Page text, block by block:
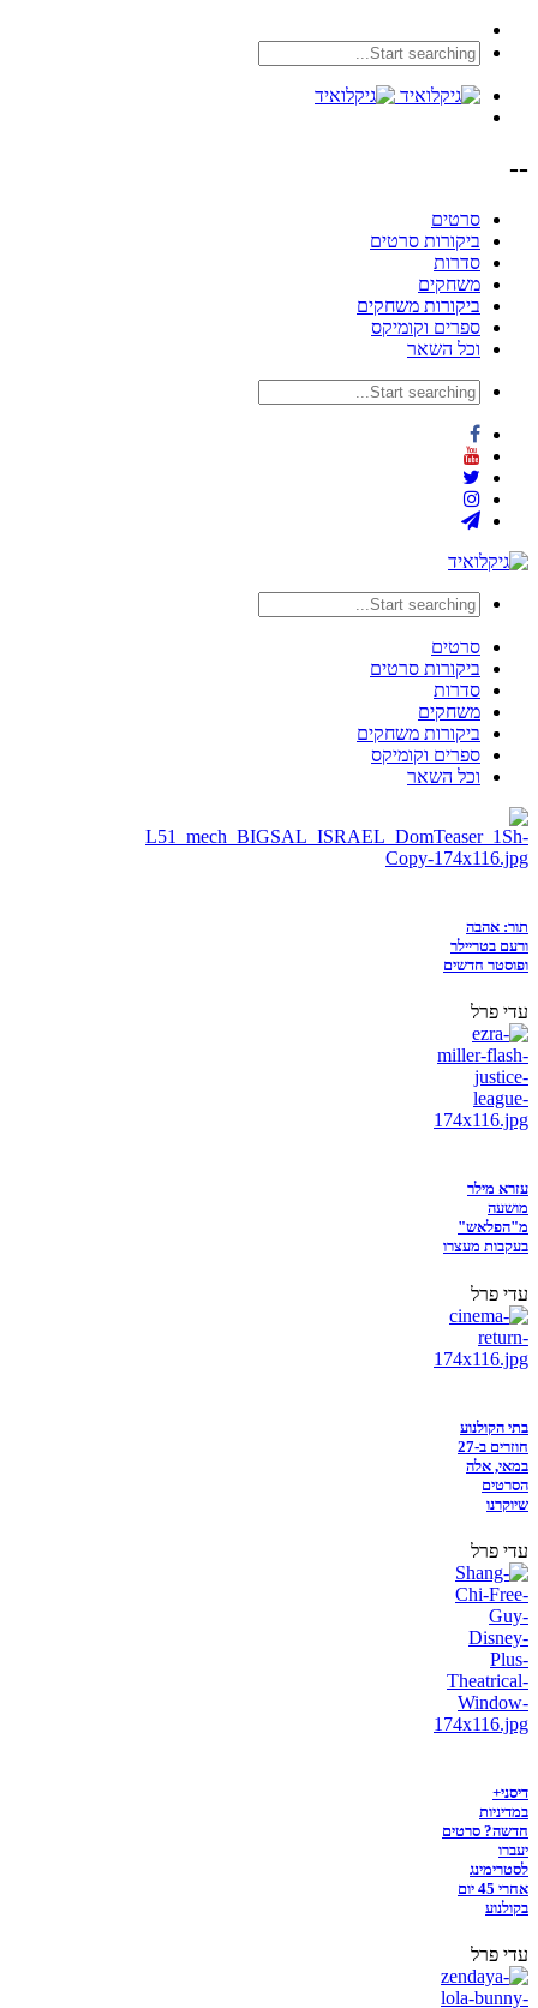
--
סרטים
ביקורות סרטים
סדרות
משחקים
ביקורות משחקים
ספרים וקומיקס
וכל השאר
סרטים
ביקורות סרטים
סדרות
משחקים
ביקורות משחקים
ספרים וקומיקס
וכל השאר
תור: אהבה
ורעם בטריילר
ופוסטר חדשים
עדי פרל
עזרא מילר
מושעה
מ"הפלאש"
בעקבות מעצרו
עדי פרל
בתי הקולנוע
חוזרים ב-27
במאי, אלה
הסרטים
שיוקרנו
עדי פרל
דיסני+
במדיניות
חדשה? סרטים
יעברו
לסטרימינג
אחרי 45 יום
בקולנוע
עדי פרל